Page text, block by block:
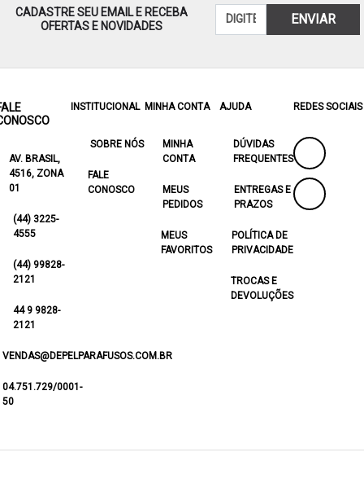
CADASTRE SEU EMAIL E RECEBA
OFERTAS E NOVIDADES
ENVIAR
AV. BRASIL,
4516, ZONA
01
(44) 3225-
4555
(44) 99828-
2121
44 9 9828-
2121
VENDAS@DEPELPARAFUSOS.COM.BR
04.751.729/0001-
50
INSTITUCIONAL
SOBRE NÓS
FALE
CONOSCO
MINHA CONTA
MINHA
CONTA
MEUS
PEDIDOS
MEUS
FAVORITOS
AJUDA
DÚVIDAS
FREQUENTES
ENTREGAS E
PRAZOS
POLÍTICA DE
PRIVACIDADE
TROCAS E
DEVOLUÇÕES
REDES SOCIAIS